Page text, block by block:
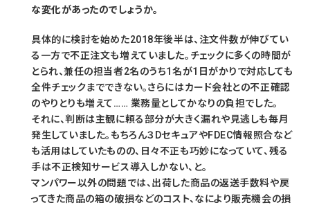
な変化があったのでしょうか。
具体的に検討を始めた2018年後半は、注文件数が伸びてい
る一方で不正注文も増えていました。チェックに多くの時間が
とられ、兼任の担当者2名のうち1名が1日がかりで対応しても
全件チェックまでできない。さらにはカード会社との不正確認
のやりとりも増えて…… 業務量としてかなりの負担でした。
それに、判断は主観に頼る部分が大きく漏れや見逃しも毎月
発生していました。もちろん３DセキュアやFDEC情報照合など
も活用はしていたものの、日々不正も巧妙になっていて、残る
手は不正検知サービス導入しかない、と。
マンパワー以外の問題では、出荷した商品の返送手数料や戻
ってきた商品の箱の破損などのコスト、なにより販売機会の損